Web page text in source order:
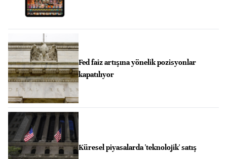
Fed faiz artışına yönelik pozisyonlar
kapatılıyor
Küresel piyasalarda 'teknolojik' satış